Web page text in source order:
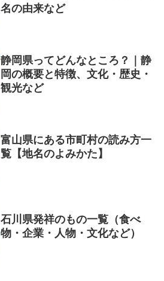
名の由来など
静岡県ってどんなところ？｜静
岡の概要と特徴、文化・歴史・
観光など
富山県にある市町村の読み方一
覧【地名のよみかた】
石川県発祥のもの一覧（食べ
物・企業・人物・文化など）